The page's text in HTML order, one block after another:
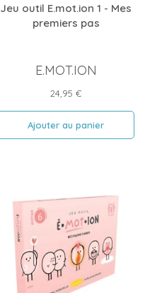
Jeu outil E.mot.ion 1 - Mes
premiers pas
E.MOT.ION
Prix
24,95 €
Ajouter au panier